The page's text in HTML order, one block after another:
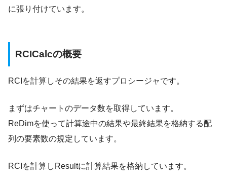
に張り付けています。
RCICalcの概要
RCIを計算しその結果を返すプロシージャです。
まずはチャートのデータ数を取得しています。
ReDimを使って計算途中の結果や最終結果を格納する配
列の要素数の規定しています。
RCIを計算しResultに計算結果を格納しています。